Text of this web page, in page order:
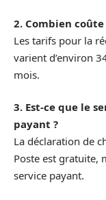
2. Combien
Les tarifs pour la
varient d’environ
mois.
3. Est-ce que le
payant ?
La déclaration de
Poste est gratuite,
service payant.